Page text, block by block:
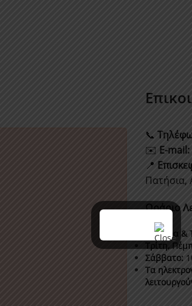
📞
✉️ E-mail:
📍
Πατήσια,
Ωράριο
Δευτέρα
Τρίτη,
Σάββατο:
Τα